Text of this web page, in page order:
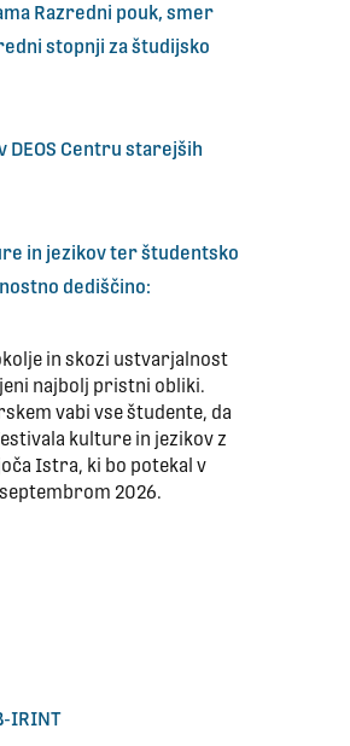
Razredni pouk, smer
stopnji za študijsko
DEOS Centru starejših
in jezikov ter študentsko
dediščino:
in skozi ustvarjalnost
najbolj pristni obliki.
vabi vse študente, da
kulture in jezikov z
Istra, ki bo potekal v
2026.
IRINT